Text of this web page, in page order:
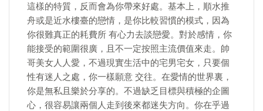
這樣的特質，反而會為你帶來好處。基本上，順水推
舟或是近水樓臺的戀情，是你比較習慣的模式，因為
你很難真正的耗費所 有心力去談戀愛。對於感情，你
能接受的範圍很廣，且不一定按照主流價值來走。帥
哥美女人人愛，不過現實生活中的宅男宅女，只要個
性有迷人之處，你一樣願意 交往。在愛情的世界裏，
你是無私且樂於分享的。不過缺乏目標與積極的企圖
心，很容易讓兩個人走到後來都迷失方向。你在乎過